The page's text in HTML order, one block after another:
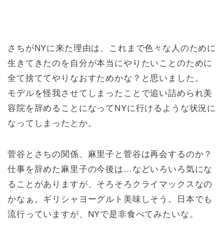
さちがNYに来た理由は、これまで色々な人のために
生きてきたのを自分が本当にやりたいことのために
全て捨ててやりなおすためかな？と思いました。
モデルを怪我させてしまったことで追い詰められ美
容院を辞めることになってNYに行けるような状況に
なってしまったとか。
菅谷とさちの関係、麻里子と菅谷は再会するのか？
仕事を辞めた麻里子の今後は…などいろいろ気にな
ることがありますが、そろそろクライマックスなの
かなぁ。ギリシャヨーグルト美味しそう。日本でも
流行っていますが、NYで是非食べてみたいな。